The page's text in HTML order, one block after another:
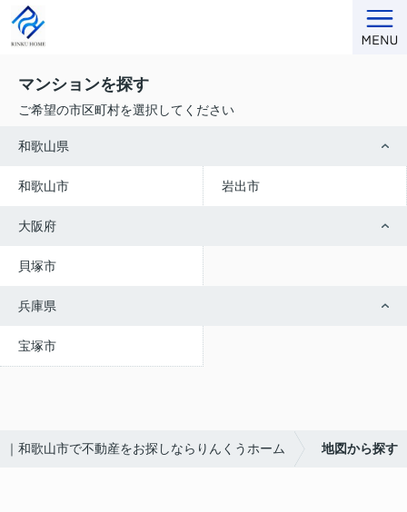
マンションを探す
ご希望の市区町村を選択してください
和歌山県
和歌山市 岩出市
大阪府
貝塚市
兵庫県
宝塚市
｜和歌山市で不動産をお探しならりんくうホーム 地図から探す